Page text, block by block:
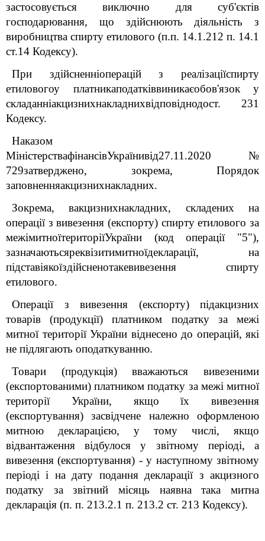
застосовується виключно для суб'єктів
господарювання, що здійснюють діяльність з
виробництва спирту етилового (п.п. 14.1.212 п. 14.1
ст.14 Кодексу).
При здійсненніоперацій з реалізаціїспирту
етиловогоу платникаподатківвиникаєобов'язок у
складанніакцизнихнакладнихвідповіднодост. 231
Кодексу.
Наказом
МіністерствафінансівУкраїнивід27.11.2020 №
729затверджено, зокрема, Порядок
заповненняакцизнихнакладних.
Зокрема, вакцизнихнакладних, складених на
операції з вивезення (експорту) спирту етилового за
межімитноїтериторіїУкраїни (код операції "5"),
зазначаютьсяреквізитимитноїдекларації, на
підставіякоїздійсненотакевивезення спирту
етилового.
Операції з вивезення (експорту) підакцизних
товарів (продукції) платником податку за межі
митної території України віднесено до операцій, які
не підлягають оподаткуванню.
Товари (продукція) вважаються вивезеними
(експортованими) платником податку за межі митної
території України, якщо їх вивезення
(експортування) засвідчене належно оформленою
митною декларацією, у тому числі, якщо
відвантаження відбулося у звітному періоді, а
вивезення (експортування) - у наступному звітному
періоді і на дату подання декларації з акцизного
податку за звітний місяць наявна така митна
декларація (п. п. 213.2.1 п. 213.2 ст. 213 Кодексу).